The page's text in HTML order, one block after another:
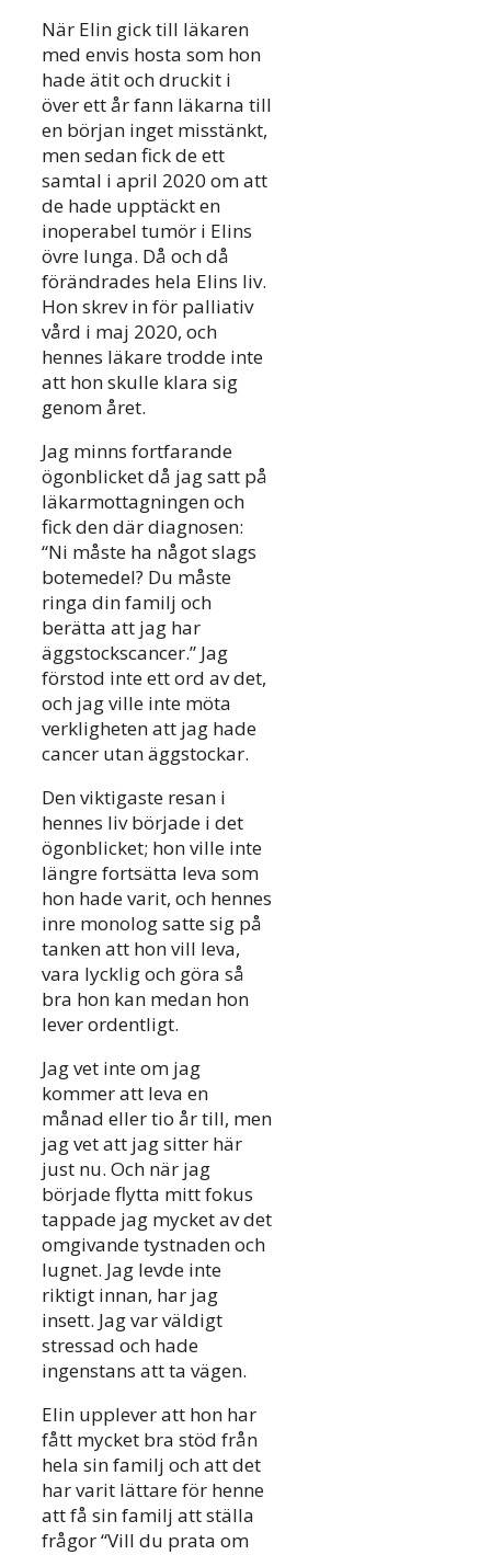
När Elin gick till läkaren
med envis hosta som hon
hade ätit och druckit i
över ett år fann läkarna till
en början inget misstänkt,
men sedan fick de ett
samtal i april 2020 om att
de hade upptäckt en
inoperabel tumör i Elins
övre lunga. Då och då
förändrades hela Elins liv.
Hon skrev in för palliativ
vård i maj 2020, och
hennes läkare trodde inte
att hon skulle klara sig
genom året.
Jag minns fortfarande
ögonblicket då jag satt på
läkarmottagningen och
fick den där diagnosen:
“Ni måste ha något slags
botemedel? Du måste
ringa din familj och
berätta att jag har
äggstockscancer.” Jag
förstod inte ett ord av det,
och jag ville inte möta
verkligheten att jag hade
cancer utan äggstockar.
Den viktigaste resan i
hennes liv började i det
ögonblicket; hon ville inte
längre fortsätta leva som
hon hade varit, och hennes
inre monolog satte sig på
tanken att hon vill leva,
vara lycklig och göra så
bra hon kan medan hon
lever ordentligt.
Jag vet inte om jag
kommer att leva en
månad eller tio år till, men
jag vet att jag sitter här
just nu. Och när jag
började flytta mitt fokus
tappade jag mycket av det
omgivande tystnaden och
lugnet. Jag levde inte
riktigt innan, har jag
insett. Jag var väldigt
stressad och hade
ingenstans att ta vägen.
Elin upplever att hon har
fått mycket bra stöd från
hela sin familj och att det
har varit lättare för henne
att få sin familj att ställa
frågor “Vill du prata om